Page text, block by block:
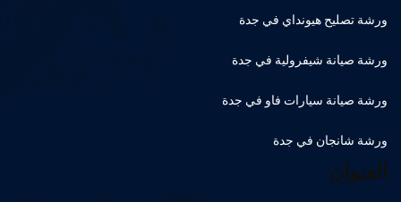
ورشة تصليح هيونداي في جدة
ورشة صيانة شيفرولية في جدة
ورشة صيانة سيارات فاو في جدة
ورشة شانجان في جدة
العنوان